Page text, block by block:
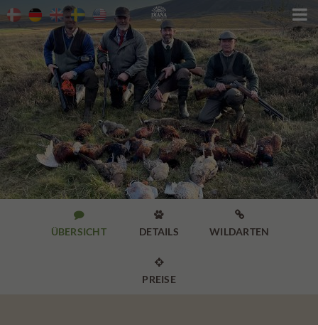


ÜBERSICHT

DETAILS

WILDARTEN

PREISE